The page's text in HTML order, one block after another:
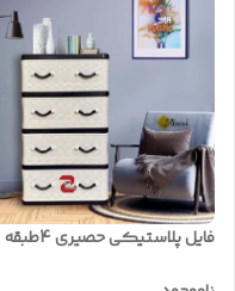
فایل پلاستیکی حصیری 4طبقه